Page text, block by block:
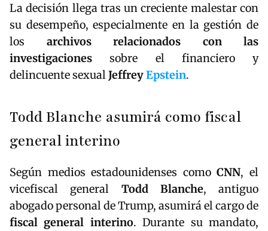
La decisión llega tras un creciente malestar con
su desempeño, especialmente en la gestión de
los archivos relacionados con las
investigaciones sobre el financiero y
delincuente sexualJeffreyEpstein.
Todd Blanche asumirá como fiscal
general interino
Según medios estadounidenses comoCNN, el
vicefiscal general Todd Blanche, antiguo
abogado personal de Trump, asumirá el cargo de
fiscal general interino. Durante su mandato,